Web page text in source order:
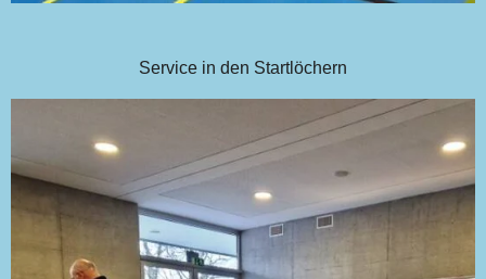
Service in den Startlöchern